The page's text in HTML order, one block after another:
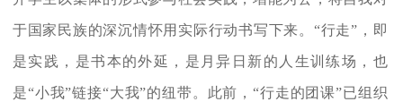
于国家民族的深沉情怀用实际行动书写下来。“行走”，即
是实践，是书本的外延，是月异日新的人生训练场，也
是“小我”链接“大我”的纽带。此前，“行走的团课”已组织